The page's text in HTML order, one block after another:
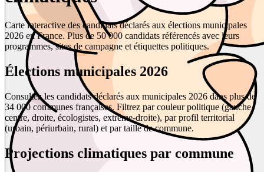
Carte interactive des candidats déclarés aux élections municipales
2026 en France. Plus de 50 000 candidats référencés avec leurs
programmes, sites de campagne et étiquettes politiques.
Élections municipales 2026
Consultez les candidats déclarés aux municipales 2026 dans plus de
34 000 communes françaises. Filtrez par couleur politique (gauche,
centre, droite, écologistes, extrême-droite), par profil territorial
(urbain, périurbain, rural) et par taille de commune.
Projections climatiques par commune